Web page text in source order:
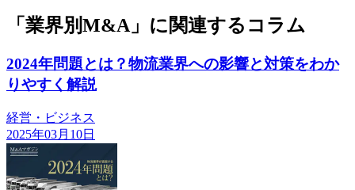
「業界別M&A」に関連するコラム
2024年問題とは？物流業界への影響と対策をわか
りやすく解説
経営・ビジネス
2025年03月10日